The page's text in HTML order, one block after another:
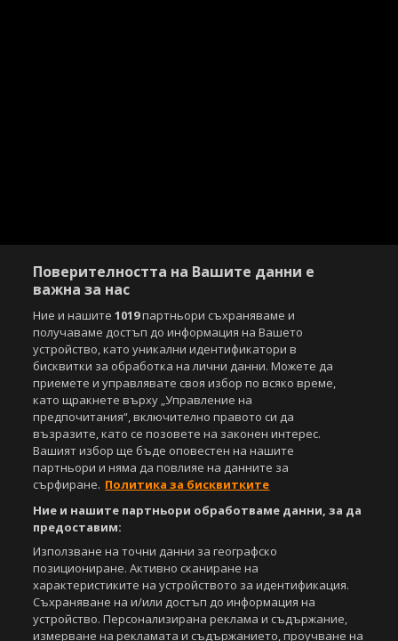
Поверителността на Вашите данни е
важна за нас
Ние и нашите1019партньори съхраняваме и
получаваме достъп до информация на Вашето
устройство, като уникални идентификатори в
бисквитки за обработка на лични данни. Можете да
приемете и управлявате своя избор по всяко време,
като щракнете върху „Управление на
предпочитания“, включително правото си да
възразите, като се позовете на законен интерес.
Вашият избор ще бъде оповестен на нашите
партньори и няма да повлияе на данните за
сърфиране. Политика за бисквитките
Ние и нашите партньори обработваме данни, за да
предоставим:
Използване на точни данни за географско
позициониране. Активно сканиране на
характеристиките на устройството за идентификация.
Съхраняване на и/или достъп до информация на
устройство. Персонализирана реклама и съдържание,
измерване на рекламата и съдържанието, проучване на